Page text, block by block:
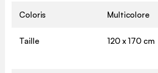
Coloris Multicolore
Taille 120 x 170 cm